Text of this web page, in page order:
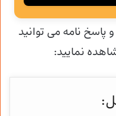
پاسخ نامه می توانید
نمایید: